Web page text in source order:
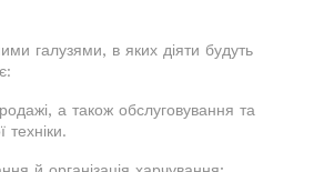
галузями, в яких діяти будуть
а також обслуговування та
техніки.